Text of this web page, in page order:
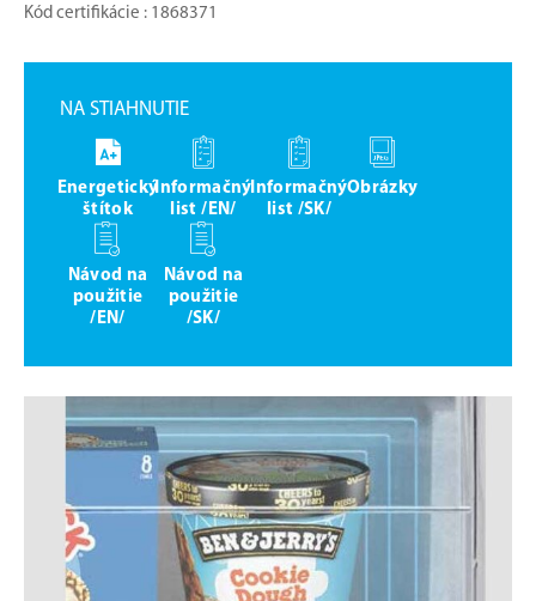
Kód certifikácie : 1868371
NA STIAHNUTIE
Energetický
štítok
Informačný
list /EN/
Informačný
list /SK/
Obrázky
Návod na
použitie
/EN/
Návod na
použitie
/SK/